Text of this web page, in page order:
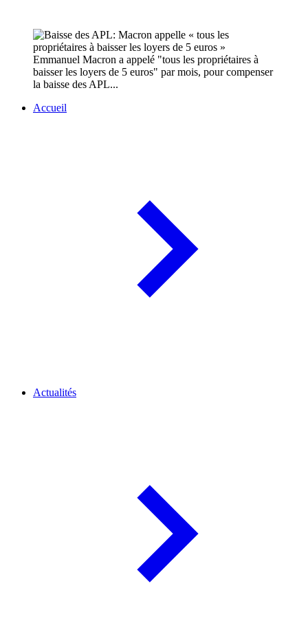
Emmanuel Macron a appelé "tous les propriétaires à
baisser les loyers de 5 euros" par mois, pour compenser
la baisse des APL...
Accueil
Actualités